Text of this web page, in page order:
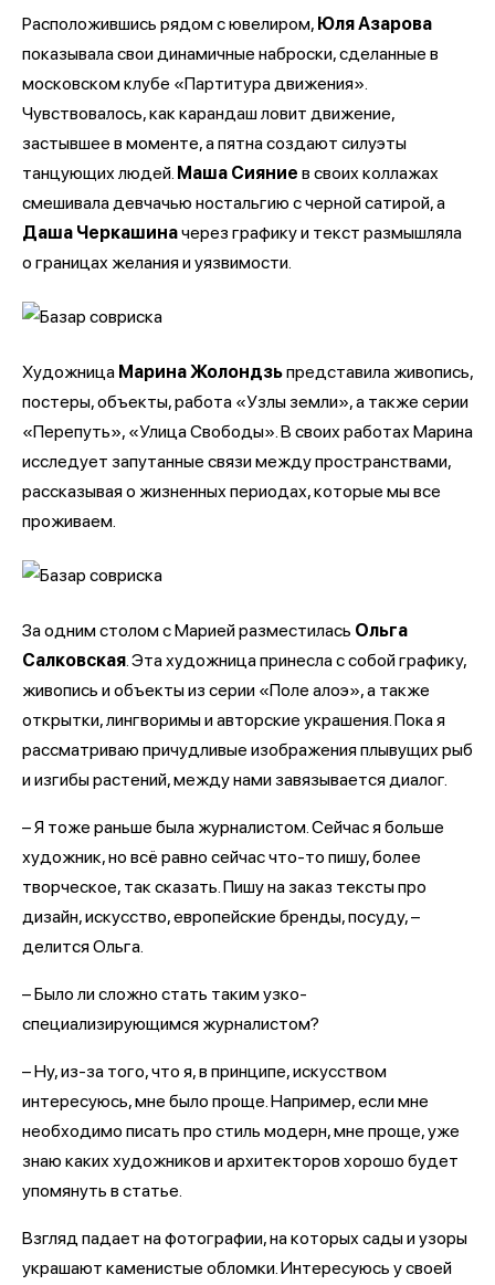
Расположившись рядом с ювелиром, Юля Азарова
показывала свои динамичные наброски, сделанные в
московском клубе «Партитура движения».
Чувствовалось, как карандаш ловит движение,
застывшее в моменте, а пятна создают силуэты
танцующих людей. Маша Сияние в своих коллажах
смешивала девчачью ностальгию с черной сатирой, а
Даша Черкашиначерез графику и текст размышляла
о границах желания и уязвимости.
Художница Марина Жолондзьпредставила живопись,
постеры, объекты, работа «Узлы земли», а также серии
«Перепуть», «Улица Свободы». В своих работах Марина
исследует запутанные связи между пространствами,
рассказывая о жизненных периодах, которые мы все
проживаем.
За одним столом с Марией разместилась Ольга
Салковская . Эта художница принесла с собой графику,
живопись и объекты из серии «Поле алоэ», а также
открытки, лингворимы и авторские украшения. Пока я
рассматриваю причудливые изображения плывущих рыб
и изгибы растений, между нами завязывается диалог.
– Я тоже раньше была журналистом. Сейчас я больше
художник, но всё равно сейчас что-то пишу, более
творческое, так сказать. Пишу на заказ тексты про
дизайн, искусство, европейские бренды, посуду, –
делится Ольга.
– Было ли сложно стать таким узко-
специализирующимся журналистом?
– Ну, из-за того, что я, в принципе, искусством
интересуюсь, мне было проще. Например, если мне
необходимо писать про стиль модерн, мне проще, уже
знаю каких художников и архитекторов хорошо будет
упомянуть в статье.
Взгляд падает на фотографии, на которых сады и узоры
украшают каменистые обломки. Интересуюсь у своей